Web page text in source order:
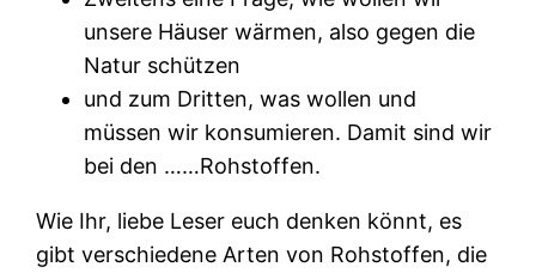
unsere Häuser wärmen, also gegen die
Natur schützen
und zum Dritten, was wollen und
müssen wir konsumieren. Damit sind wir
bei den ……Rohstoffen.
Wie Ihr, liebe Leser euch denken könnt, es
gibt verschiedene Arten von Rohstoffen, die